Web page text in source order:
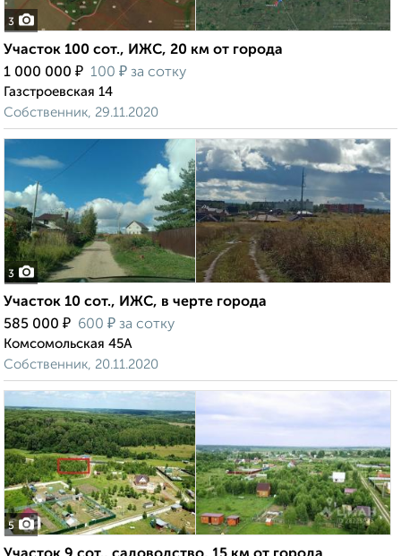
3
Участок 100 сот., ИЖС, 20 км от города
1 000 000 ₽ 100 ₽ за сотку
Газстроевская 14
Собственник, 29.11.2020
3
Участок 10 сот., ИЖС, в черте города
585 000 ₽ 600 ₽ за сотку
Комсомольская 45А
Собственник, 20.11.2020
5